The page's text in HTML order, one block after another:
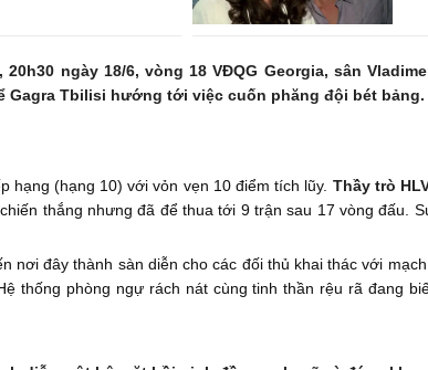
ngày 18/6, vòng 18 VĐQG Georgia, sân
Tbilisi hướng tới việc cuốn phăng đội bét bảng.
hạng (hạng 10) với vỏn vẹn 10 điểm tích lũy. Thầy trò
thắng nhưng đã để thua tới 9 trận sau 17 vòng đấu.
nơi đây thành sàn diễn cho các đối thủ khai thác với
thống phòng ngự rách nát cùng tinh thần rệu rã đang